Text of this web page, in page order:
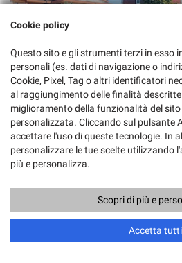
Cookie policy
Questo sito e gli strumenti terzi in esso
personali (es. dati di navigazione o
Cookie, Pixel, Tag o altri identificatori
al raggiungimento delle finalità
miglioramento della funzionalità del
personalizzata. Cliccando sul pulsante
accettare l'uso di queste tecnologie. In
personalizzare le tue scelte utilizzando
più e personalizza.
Scopri di più e
Accetta tutti